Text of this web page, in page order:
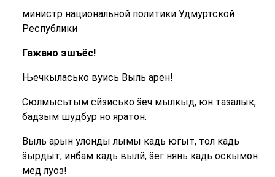
министр национальной политики Удмуртской
Республики
Гажано эшъёс!
Њечкыласько вуись Выль арен!
Сюлмысьтым сӥзисько ӟеч мылкыд, юн тазалык,
бадӟым шудбур но яратон.
Выль арын улонды лымы кадь югыт, тол кадь
ӟырдыт, инбам кадь вылӥ, ӟег нянь кадь оскымон
мед луоз!